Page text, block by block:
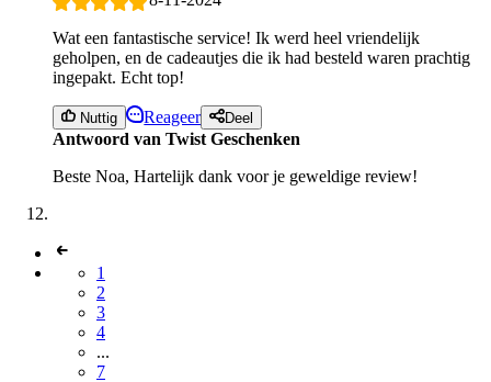
Wat een fantastische service! Ik werd heel vriendelijk
geholpen, en de cadeautjes die ik had besteld waren prachtig
ingepakt. Echt top!
Nuttig Reageer Deel
Antwoord van Twist Geschenken
Beste Noa, Hartelijk dank voor je geweldige review!
1
2
3
4
...
7